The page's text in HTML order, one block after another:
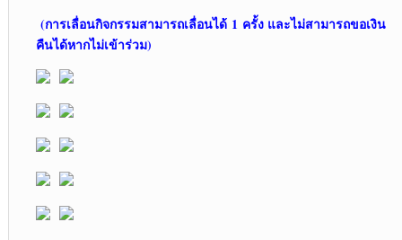
(การเลื่อนกิจกรรมสามารถเลื่อนได้1 ครั้ง และไม่สามารถขอเงิน
คืนได้หากไม่เข้าร่วม)